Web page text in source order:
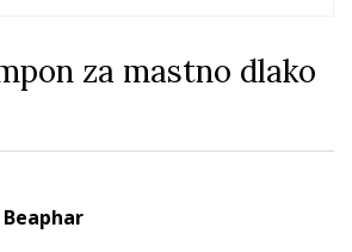
za mastno dlako
Beaphar